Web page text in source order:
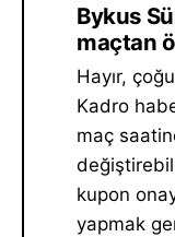
Bykus
maçtan
Hayır,
Kadro
maç
kupon
yapmak